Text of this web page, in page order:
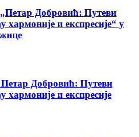
Добровић: Путеви
хармоније и експресије“ у
Добровић: Путеви
хармоније и експресије